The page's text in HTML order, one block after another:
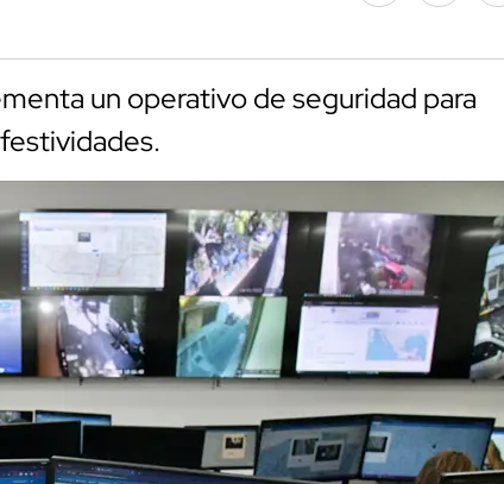
un operativo de seguridad para